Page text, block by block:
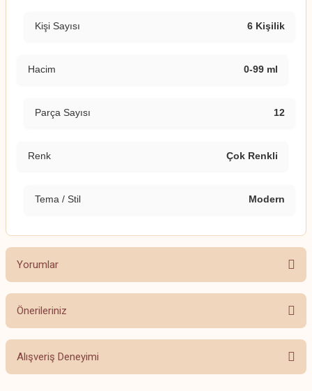
Kişi Sayısı 6 Kişilik
Hacim 0-99 ml
Parça Sayısı 12
Renk Çok Renkli
Tema / Stil Modern
Yorumlar
Bu ürüne ilk yorumu siz yapın!
Önerileriniz
Bu ürünün fiyat bilgisi, resim, ürün açıklamalarında ve diğer konularda
yetersiz gördüğünüz noktaları öneri formunu kullanarak tarafımıza
iletebilirsiniz.
Alışveriş Deneyimi